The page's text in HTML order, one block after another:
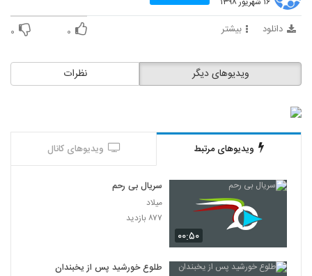
دانلود بیشتر ۰ ۰
نظرات ویدیوهای دیگر
ویدیوهای مرتبط ویدیوهای کانال
۰۰:۵۰
سریال بی رحم
میلاد
۸۷۷ بازدید
طلوع خورشید پس از یخبندان